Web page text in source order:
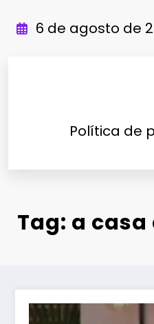
para
6 de agosto de
Política de
Tag: a